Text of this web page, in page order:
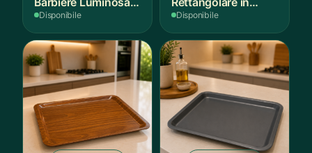
Rotante
Disponibile
Legno Scuro
Disponibile